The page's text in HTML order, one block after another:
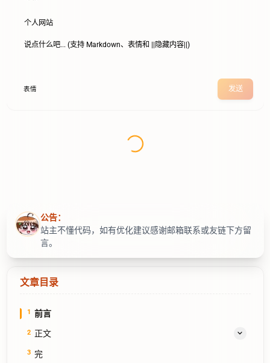
表情 发送
公告：
站主不懂代码，如有优化建议感谢邮箱联系或友链下方留
言。
文章目录
1 前言
2 正文
2025-12-31
3 完